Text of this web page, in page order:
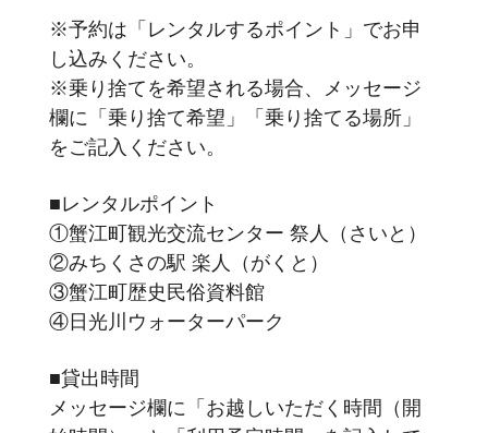
※予約は「レンタルするポイント」でお申
し込みください。
※乗り捨てを希望される場合、メッセージ
欄に「乗り捨て希望」「乗り捨てる場所」
をご記入ください。
■レンタルポイント
①蟹江町観光交流センター 祭人（さいと）
②みちくさの駅 楽人（がくと）
③蟹江町歴史民俗資料館
④日光川ウォーターパーク
■貸出時間
メッセージ欄に「お越しいただく時間（開